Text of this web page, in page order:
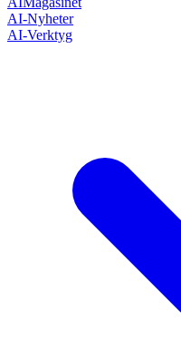
AI-Nyheter
AI-Verktyg